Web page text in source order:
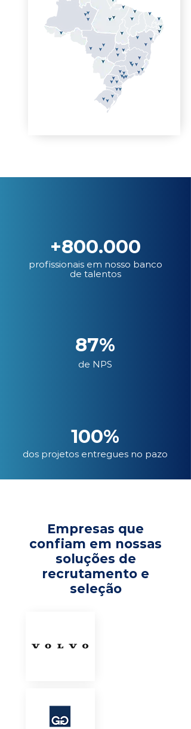
+800.000
profissionais em nosso banco
de talentos
87%
de NPS
100%
dos projetos entregues no pazo
Empresas que
confiam em nossas
soluções de
recrutamento e
seleção